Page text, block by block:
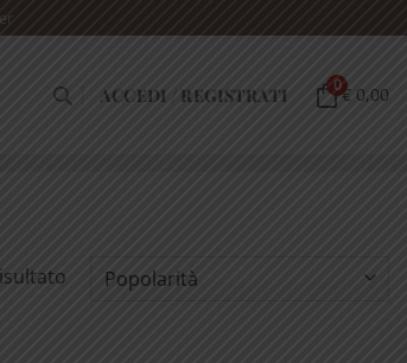
ACCEDI / REGISTRATI 0€ 0,00